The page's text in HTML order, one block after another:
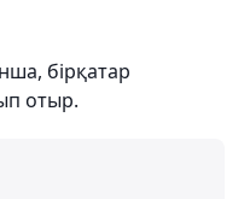
бірқатар
отыр.